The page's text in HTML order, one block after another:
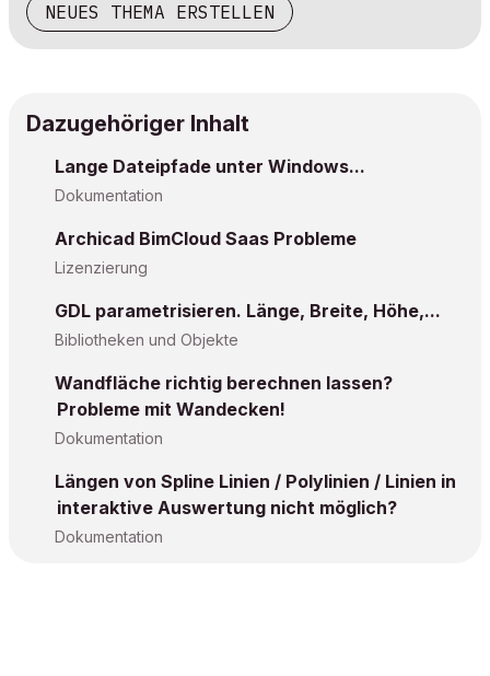
NEUES THEMA ERSTELLEN
Dazugehöriger Inhalt
Lange Dateipfade unter Windows...
Dokumentation
Archicad BimCloud Saas Probleme
Lizenzierung
GDL parametrisieren. Länge, Breite, Höhe,...
Bibliotheken und Objekte
Wandfläche richtig berechnen lassen?
Probleme mit Wandecken!
Dokumentation
Längen von Spline Linien / Polylinien / Linien in
interaktive Auswertung nicht möglich?
Dokumentation